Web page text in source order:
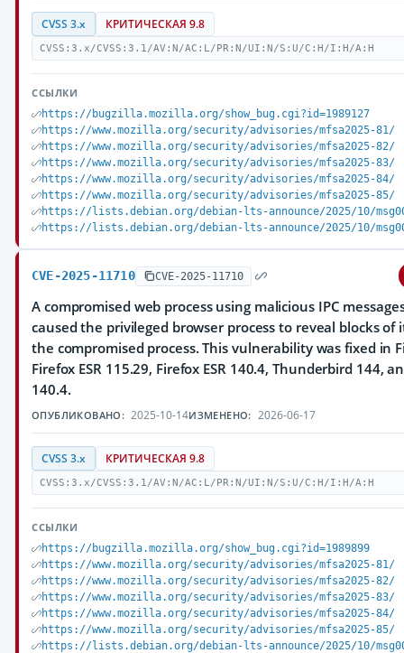
CVSS 3.x КРИТИЧЕСКАЯ 9.8
CVSS:3.x/CVSS:3.1/AV:N/AC:L/PR:N/UI:N/S:U/C:H/I:H/A:H
ССЫЛКИ
https://bugzilla.mozilla.org/show_bug.cgi?id=1989127
https://www.mozilla.org/security/advisories/mfsa2025-81/
https://www.mozilla.org/security/advisories/mfsa2025-82/
https://www.mozilla.org/security/advisories/mfsa2025-83/
https://www.mozilla.org/security/advisories/mfsa2025-84/
https://www.mozilla.org/security/advisories/mfsa2025-85/
https://lists.debian.org/debian-lts-announce/2025/10/
https://lists.debian.org/debian-lts-announce/2025/10/
CVE-2025-11710 CVE-2025-11710
A compromised web process using malicious IPC
caused the privileged browser process to reveal blocks of
the compromised process. This vulnerability was fixed in
Firefox ESR 115.29, Firefox ESR 140.4, Thunderbird 144,
140.4.
ОПУБЛИКОВАНО: 2025-10-14ИЗМЕНЕНО: 2026-06-17
CVSS 3.x КРИТИЧЕСКАЯ 9.8
CVSS:3.x/CVSS:3.1/AV:N/AC:L/PR:N/UI:N/S:U/C:H/I:H/A:H
ССЫЛКИ
https://bugzilla.mozilla.org/show_bug.cgi?id=1989899
https://www.mozilla.org/security/advisories/mfsa2025-81/
https://www.mozilla.org/security/advisories/mfsa2025-82/
https://www.mozilla.org/security/advisories/mfsa2025-83/
https://www.mozilla.org/security/advisories/mfsa2025-84/
https://www.mozilla.org/security/advisories/mfsa2025-85/
https://lists.debian.org/debian-lts-announce/2025/10/